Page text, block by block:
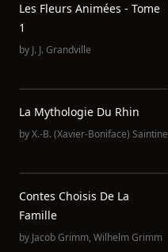
Les Fleurs Animées - Tome
1
by J. J. Grandville
La Mythologie Du Rhin
byX.-B. (Xavier-Boniface) Saintine
Contes Choisis De La
Famille
by Jacob Grimm, Wilhelm Grimm